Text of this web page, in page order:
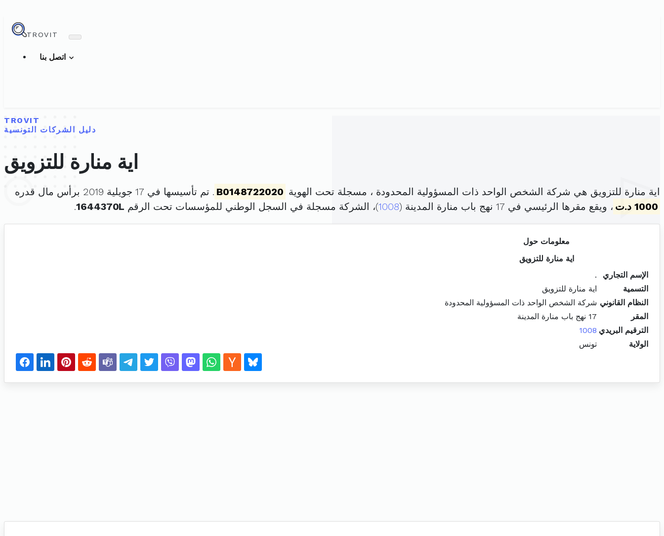
TROVIT
TROVIT
دليل الشركات التونسية
اية منارة للتزويق
اية منارة للتزويق هي شركة الشخص الواحد ذات المسؤولية المحدودة ، مسجلة تحت الهوية B0148722020 . تم تأسيسها في 17 جويلية 2019 برأس مال قدره
1000 د.ت
، ويقع مقرها الرئيسي في 17 نهج باب منارة المدينة ( 1008)، الشركة مسجلة في السجل الوطني للمؤسسات تحت الرقم 1644370L
.
معلومات حول
اية منارة للتزويق
الإسم التجاري
.
التسمية
اية منارة للتزويق
النظام القانوني شركة الشخص الواحد ذات المسؤولية المحدودة
المقر
17 نهج باب منارة المدينة
الترقيم البريدي 1008
الولاية
تونس